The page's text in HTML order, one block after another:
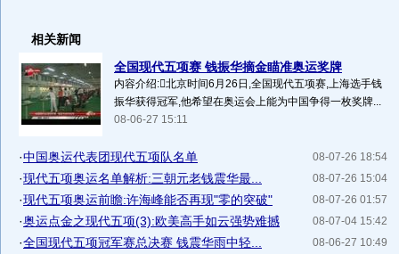
相关新闻
全国现代五项赛 钱振华摘金瞄准奥运奖牌
内容介绍:北京时间6月26日,全国现代五项赛,上海选手钱
振华获得冠军,他希望在奥运会上能为中国争得一枚奖牌...
08-06-27 15:11
08-07-26 18:54
·中国奥运代表团现代五项队名单
08-07-26 15:04
·现代五项奥运名单解析:三朝元老钱震华最...
08-07-26 01:57
·现代五项奥运前瞻:许海峰能否再现"零的突破"
08-07-04 15:42
·奥运点金之现代五项(3):欧美高手如云强势难撼
08-06-27 10:49
·全国现代五项冠军赛总决赛 钱震华雨中轻...